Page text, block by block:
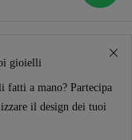
gioielli
fatti a mano? Partecipa
il design dei tuoi